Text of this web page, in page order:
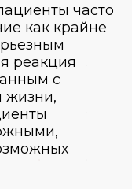
часто
как крайне
реакция
с
жизни,